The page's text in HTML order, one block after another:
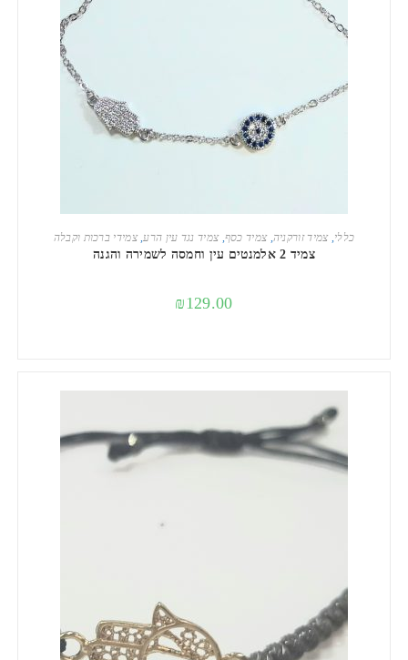
הוספה לסל כללי,צמיד זורקניה,צמיד כסף,צמיד נגד עין הרע,צמידי ברכות וקבלה
צמיד 2 אלמנטים עין וחמסה לשמירה והגנה
₪129.00